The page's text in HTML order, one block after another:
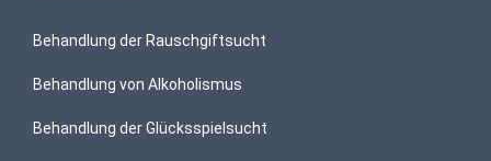
Behandlung der Rauschgiftsucht
Behandlung von Alkoholismus
Behandlung der Glücksspielsucht